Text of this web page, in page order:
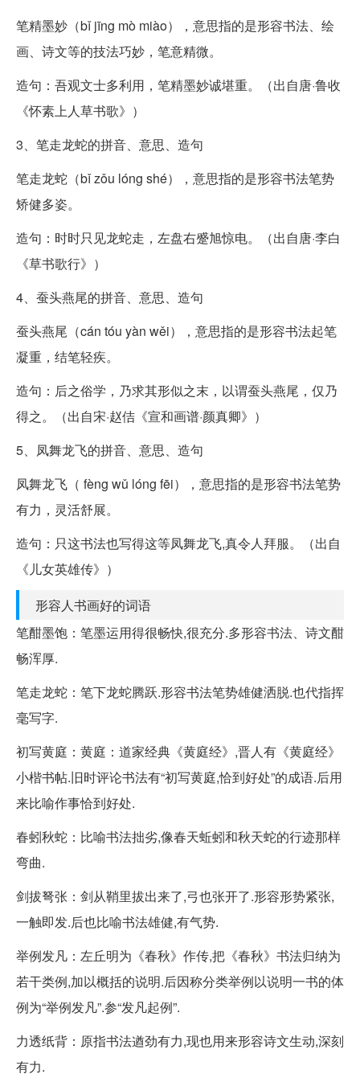
笔精墨妙（bǐ jīng mò miào），意思指的是形容书法、绘
画、诗文等的技法巧妙，笔意精微。
造句：吾观文士多利用，笔精墨妙诚堪重。（出自唐·鲁收
《怀素上人草书歌》）
3、笔走龙蛇的拼音、意思、造句
笔走龙蛇（bǐ zǒu lóng shé），意思指的是形容书法笔势
矫健多姿。
造句：时时只见龙蛇走，左盘右蹙旭惊电。（出自唐·李白
《草书歌行》）
4、蚕头燕尾的拼音、意思、造句
蚕头燕尾（cán tóu yàn wěi），意思指的是形容书法起笔
凝重，结笔轻疾。
造句：后之俗学，乃求其形似之末，以谓蚕头燕尾，仅乃
得之。（出自宋·赵佶《宣和画谱·颜真卿》）
5、凤舞龙飞的拼音、意思、造句
凤舞龙飞（ fèng wǔ lóng fēi），意思指的是形容书法笔势
有力，灵活舒展。
造句：只这书法也写得这等凤舞龙飞,真令人拜服。（出自
《儿女英雄传》）
形容人书画好的词语
笔酣墨饱：笔墨运用得很畅快,很充分.多形容书法、诗文酣
畅浑厚.
笔走龙蛇：笔下龙蛇腾跃.形容书法笔势雄健洒脱.也代指挥
毫写字.
初写黄庭：黄庭：道家经典《黄庭经》,晋人有《黄庭经》
小楷书帖.旧时评论书法有“初写黄庭,恰到好处”的成语.后用
来比喻作事恰到好处.
春蚓秋蛇：比喻书法拙劣,像春天蚯蚓和秋天蛇的行迹那样
弯曲.
剑拔弩张：剑从鞘里拔出来了,弓也张开了.形容形势紧张,
一触即发.后也比喻书法雄健,有气势.
举例发凡：左丘明为《春秋》作传,把《春秋》书法归纳为
若干类例,加以概括的说明.后因称分类举例以说明一书的体
例为“举例发凡”.参“发凡起例”.
力透纸背：原指书法遒劲有力,现也用来形容诗文生动,深刻
有力.